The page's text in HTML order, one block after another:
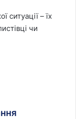
ситуації – їх
чи